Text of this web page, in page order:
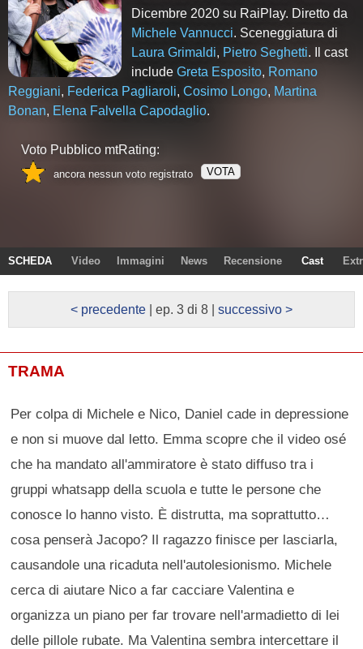
Dicembre 2020 su RaiPlay. Diretto da
Michele Vannucci. Sceneggiatura di
Laura Grimaldi, Pietro Seghetti. Il cast
includeGreta Esposito, Romano
Reggiani, Federica Pagliaroli, Cosimo Longo, Martina
Bonan, Elena Falvella Capodaglio.
Voto Pubblico mtRating:
ancora nessun voto registrato VOTA
SCHEDA Video Immagini News Recensione Cast
< precedente | ep. 3 di 8 | successivo >
TRAMA
Per colpa di Michele e Nico, Daniel cade in depressione
e non si muove dal letto. Emma scopre che il video osé
che ha mandato all'ammiratore è stato diffuso tra i
gruppi whatsapp della scuola e tutte le persone che
conosce lo hanno visto. È distrutta, ma soprattutto…
cosa penserà Jacopo? Il ragazzo finisce per lasciarla,
causandole una ricaduta nell'autolesionismo. Michele
cerca di aiutare Nico a far cacciare Valentina e
organizza un piano per far trovare nell'armadietto di lei
delle pillole rubate. Ma Valentina sembra intercettare il